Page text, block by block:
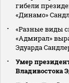
гибели
«Динамо»
«Разные виды
«Адмирал»
Эдуарда
Умер
Владивостока